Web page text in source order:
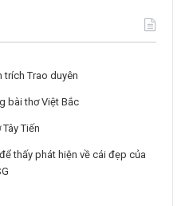
trích Trao duyên
bài thơ Việt Bắc
Tiến
thấy phát hiện về cái đẹp của